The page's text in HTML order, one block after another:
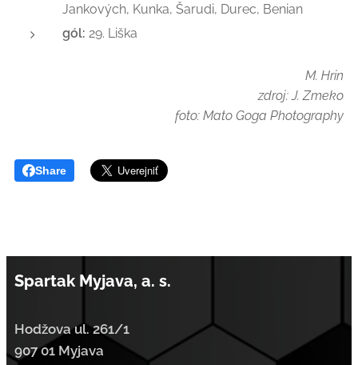
Jankových, Kunka, Šarudi, Durec, Benian
gól: 29. Liška
M. Hrin
zdroj: J. Zmeko
foto: Mato Goga Photography
Share
Spartak Myjava, a. s.
Hodžova ul. 261/1
907 01 Myjava